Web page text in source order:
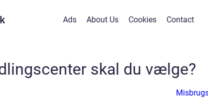
Ads About Us Cookies Contact
skal du vælge?